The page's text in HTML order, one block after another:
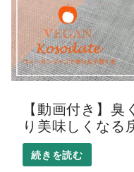
【動画付き】
り美味しくなる